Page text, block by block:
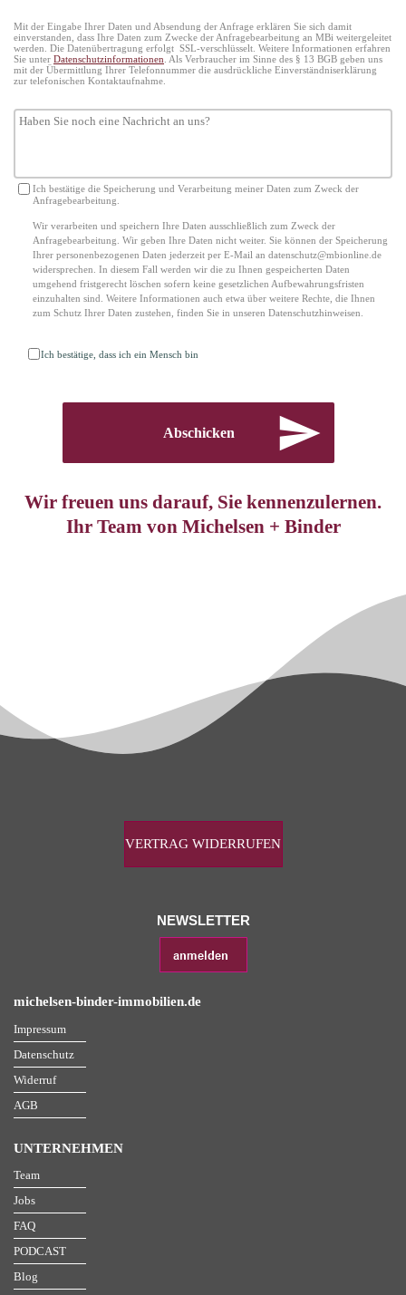
Mit der Eingabe Ihrer Daten und Absendung der Anfrage erklären Sie sich damit
einverstanden, dass Ihre Daten zum Zwecke der Anfragebearbeitung an MBi weitergeleitet
werden. Die Datenübertragung erfolgt SSL-verschlüsselt. Weitere Informationen erfahren
Sie unter Datenschutzinformationen . Als Verbraucher im Sinne des § 13 BGB geben uns
mit der Übermittlung Ihrer Telefonnummer die ausdrückliche Einverständniserklärung
zur telefonischen Kontaktaufnahme.
Ich bestätige die Speicherung und Verarbeitung meiner Daten zum Zweck der
Anfragebearbeitung.
Wir verarbeiten und speichern Ihre Daten ausschließlich zum Zweck der
Anfragebearbeitung. Wir geben Ihre Daten nicht weiter. Sie können der Speicherung
Ihrer personenbezogenen Daten jederzeit per E-Mail an datenschutz@mbionline.de
widersprechen. In diesem Fall werden wir die zu Ihnen gespeicherten Daten
umgehend fristgerecht löschen sofern keine gesetzlichen Aufbewahrungsfristen
einzuhalten sind. Weitere Informationen auch etwa über weitere Rechte, die Ihnen
zum Schutz Ihrer Daten zustehen, finden Sie in unseren Datenschutzhinweisen.
Ich bestätige, dass ich ein Mensch bin
Abschicken
Wir freuen uns darauf, Sie kennenzulernen.
Ihr Team von Michelsen + Binder
VERTRAG WIDERRUFEN
NEWSLETTER
michelsen-binder-immobilien.de
Impressum
Datenschutz
Widerruf
AGB
UNTERNEHMEN
Team
Jobs
FAQ
PODCAST
Blog